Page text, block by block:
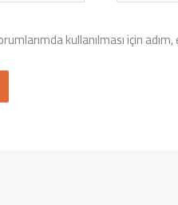
kullanılması için